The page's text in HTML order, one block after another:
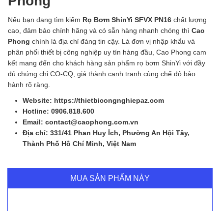
Nếu bạn đang tìm kiếm Rọ Bơm ShinYi SFVX PN16 chất lượng
cao, đảm bảo chính hãng và có sẵn hàng nhanh chóng thì Cao
Phong chính là địa chỉ đáng tin cậy. Là đơn vị nhập khẩu và
phân phối thiết bị công nghiệp uy tín hàng đầu, Cao Phong cam
kết mang đến cho khách hàng sản phẩm rọ bơm ShinYi với đầy
đủ chứng chỉ CO-CQ, giá thành cạnh tranh cùng chế độ bảo
hành rõ ràng.
Website: https://thietbicongnghiepaz.com
Hotline: 0906.818.600
Email: contact@caophong.com.vn
Địa chỉ: 331/41 Phan Huy Ích, Phường An Hội Tây,
Thành Phố Hồ Chí Minh, Việt Nam
MUA SẢN PHẨM NÀY